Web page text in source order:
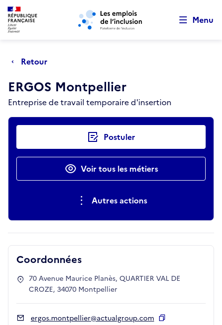
Aller au menu principal Aller au contenu principal
Menu
Retour
ERGOS Montpellier
Entreprise de travail temporaire d'insertion
Actions rapides Postuler
Voir tous les métiers
Autres actions
Coordonnées
70 Avenue Maurice Planès, QUARTIER VAL DE
CROZE, 34070 Montpellier
ergos.montpellier@actualgroup.com
Retour au début de la page
Panneau de gestion des cookies